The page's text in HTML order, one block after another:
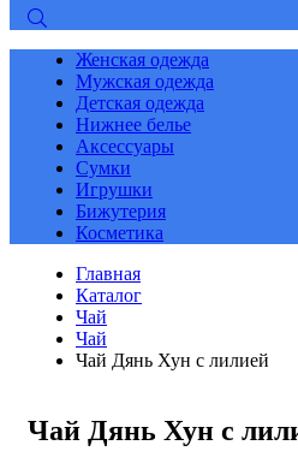
Женская одежда
Мужская одежда
Детская одежда
Нижнее белье
Аксессуары
Сумки
Игрушки
Бижутерия
Косметика
Главная
Каталог
Чай
Чай
Чай Дянь Хун с лилией
Чай Дянь Хун с